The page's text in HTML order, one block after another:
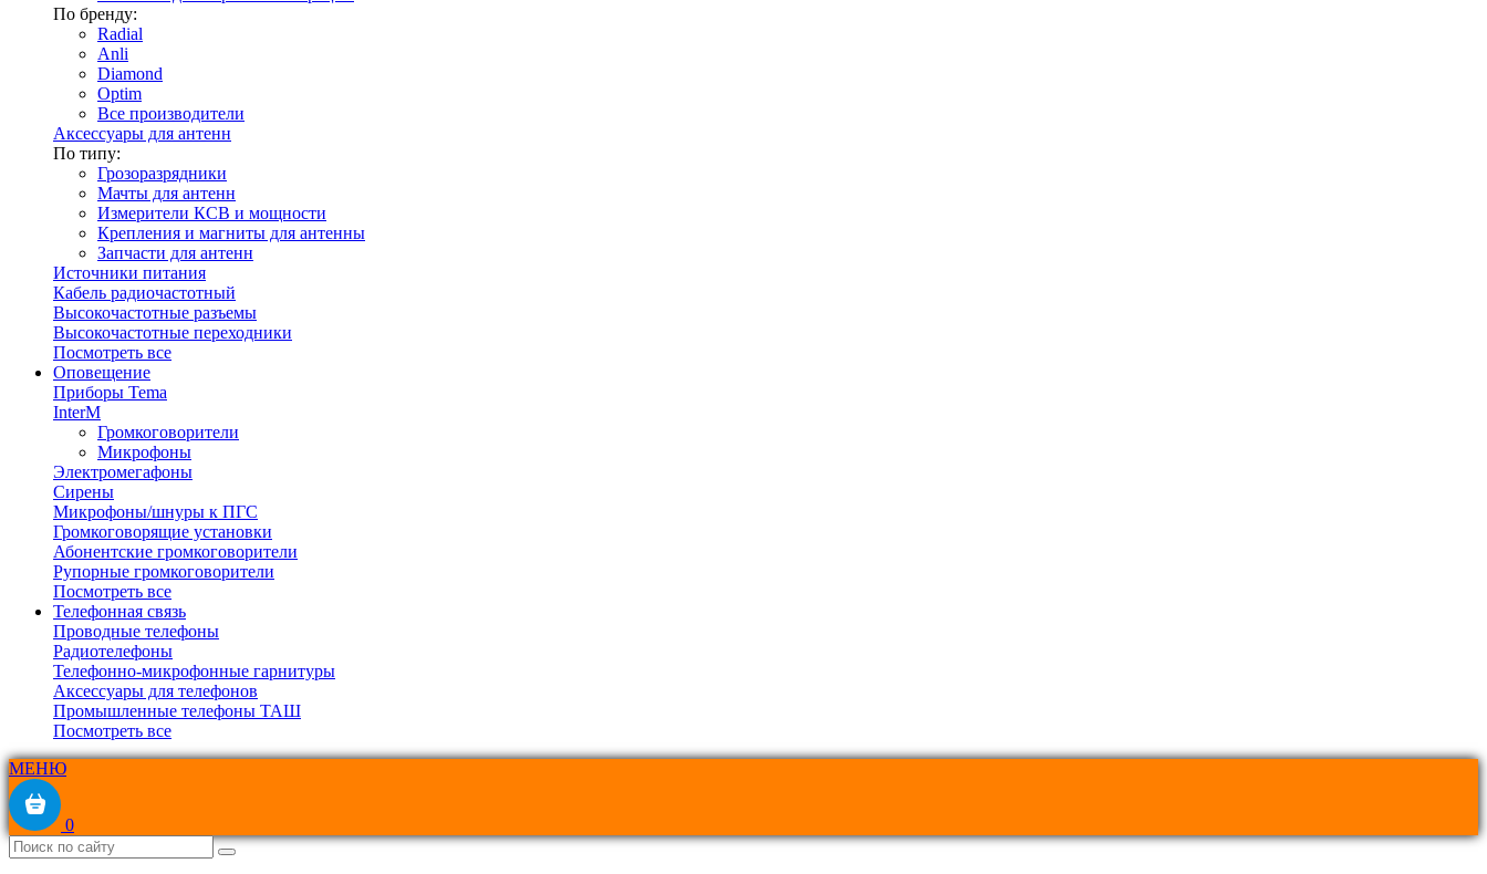
По бренду:
Radial
Anli
Diamond
Optim
Все производители
Аксессуары для антенн
По типу:
Грозоразрядники
Мачты для антенн
Измерители КСВ и мощности
Крепления и магниты для антенны
Запчасти для антенн
Источники питания
Кабель радиочастотный
Высокочастотные разъемы
Высокочастотные переходники
Посмотреть все
Оповещение
Приборы Tema
InterM
Громкоговорители
Микрофоны
Электромегафоны
Сирены
Микрофоны/шнуры к ПГС
Громкоговорящие установки
Абонентские громкоговорители
Рупорные громкоговорители
Посмотреть все
Телефонная связь
Проводные телефоны
Радиотелефоны
Телефонно-микрофонные гарнитуры
Аксессуары для телефонов
Промышленные телефоны ТАШ
Посмотреть все
МЕНЮ
0